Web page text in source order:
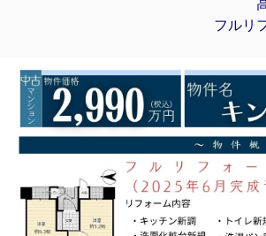
フルリ